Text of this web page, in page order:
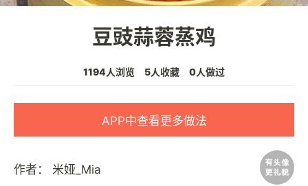
豆豉蒜蓉蒸鸡
1194人浏览 5人收藏 0人做过
APP中查看更多做法
作者： 米娅_Mia